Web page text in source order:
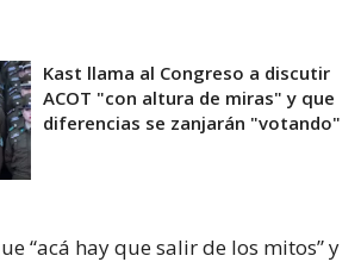
Kast llama al Congreso a discutir
ACOT "con altura de miras" y que
diferencias se zanjarán "votando"
“acá hay que salir de los mitos” y